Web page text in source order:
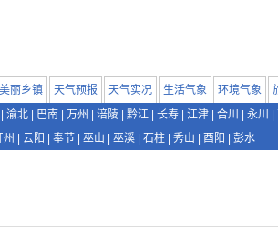
美丽乡镇 天气预报 天气实况 生活气象 环境气象
渝北 巴南 万州 涪陵 黔江 长寿 江津 合川 永川
州 云阳 奉节 巫山 巫溪 石柱 秀山 酉阳 彭水